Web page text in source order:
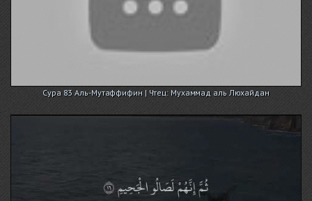
Сура 83 Аль-Мутаффифин | Чтец: Мухаммад аль Люхайдан